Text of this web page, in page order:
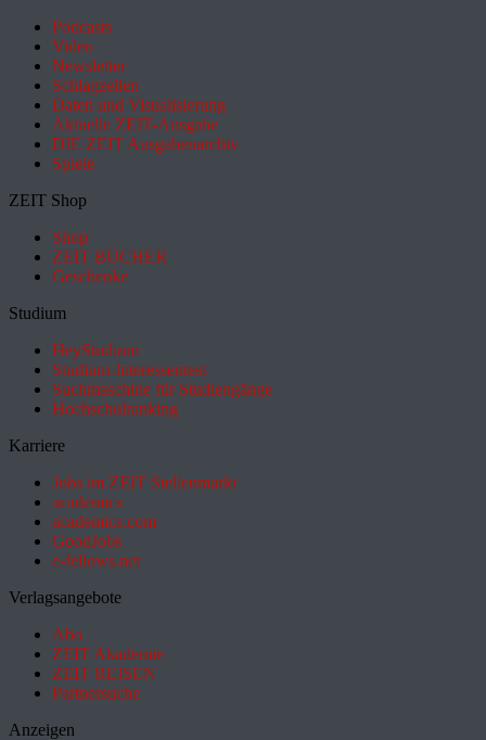
Podcasts
Video
Newsletter
Schlagzeilen
Daten und Visualisierung
Aktuelle ZEIT-Ausgabe
DIE ZEIT Ausgabenarchiv
Spiele
ZEIT Shop
Shop
ZEIT BÜCHER
Geschenke
Studium
HeyStudium
Studium-Interessentest
Suchmaschine für Studiengänge
Hochschulranking
Karriere
Jobs im ZEIT Stellenmarkt
academics
academics.com
GoodJobs
e-fellows.net
Verlagsangebote
Abo
ZEIT Akademie
ZEIT REISEN
Partnersuche
Anzeigen